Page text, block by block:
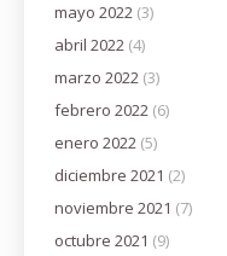
mayo 2022 (3)
abril 2022 (4)
marzo 2022 (3)
febrero 2022 (6)
enero 2022 (5)
diciembre 2021 (2)
noviembre 2021 (7)
octubre 2021 (9)